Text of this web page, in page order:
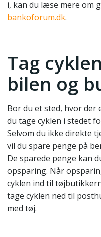
i, kan du læse mere om
bankoforum.dk.
Tag
bilen og
Bor du et sted, hvor der
du tage cyklen i stedet
Selvom du ikke direkte
vil du spare penge på
De sparede penge kan
opsparing. Når
cyklen ind til
tage cyklen ned til
med tøj.